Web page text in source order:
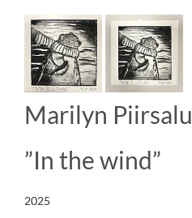
Marilyn Piirsalu
”In the wind”
2025